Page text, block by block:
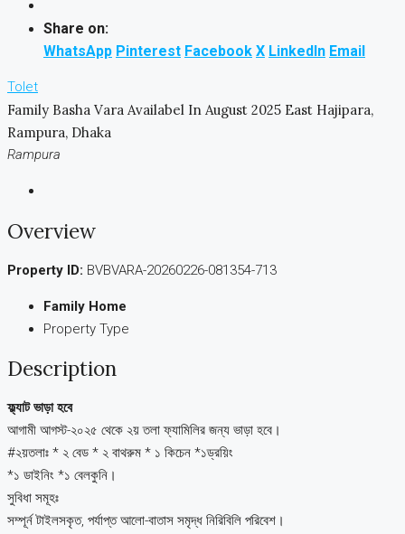
Share on:
WhatsApp Pinterest Facebook X LinkedIn Email
Tolet
Family Basha Vara Availabel In August 2025 East Hajipara,
Rampura, Dhaka
Rampura
Overview
Property ID: BVBVARA-20260226-081354-713
Family Home
Property Type
Description
ফ্ল্যাট ভাড়া হবে
আগামী আগস্ট-২০২৫ থেকে ২য় তলা ফ্যামিলির জন্য ভাড়া হবে।
#২য়তলাঃ * ২ বেড * ২ বাথরুম * ১ কিচেন *১ড্রয়িং
*১ ডাইনিং *১ বেলকুনি।
সুবিধা সমূহঃ
সম্পূর্ন টাইলসকৃত, পর্যাপ্ত আলো-বাতাস সমৃদ্ধ নিরিবিলি পরিবেশ।